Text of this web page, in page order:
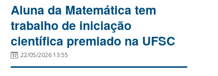
Aluna da Matemática tem
trabalho de iniciação
científica premiado na UFSC
22/05/2026 13:55